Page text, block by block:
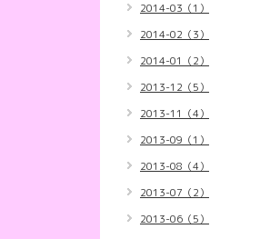
2014-03（1）
2014-02（3）
2014-01（2）
2013-12（5）
2013-11（4）
2013-09（1）
2013-08（4）
2013-07（2）
2013-06（5）